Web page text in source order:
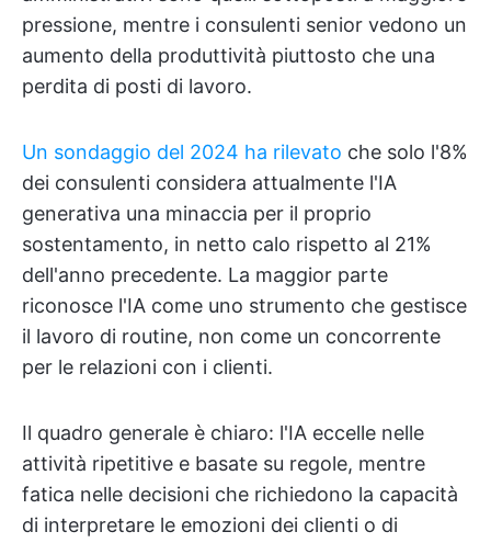
pressione, mentre i consulenti senior vedono un
aumento della produttività piuttosto che una
perdita di posti di lavoro.
Un sondaggio del 2024 ha rilevato che solo l'8%
dei consulenti considera attualmente l'IA
generativa una minaccia per il proprio
sostentamento, in netto calo rispetto al 21%
dell'anno precedente. La maggior parte
riconosce l'IA come uno strumento che gestisce
il lavoro di routine, non come un concorrente
per le relazioni con i clienti.
Il quadro generale è chiaro: l'IA eccelle nelle
attività ripetitive e basate su regole, mentre
fatica nelle decisioni che richiedono la capacità
di interpretare le emozioni dei clienti o di